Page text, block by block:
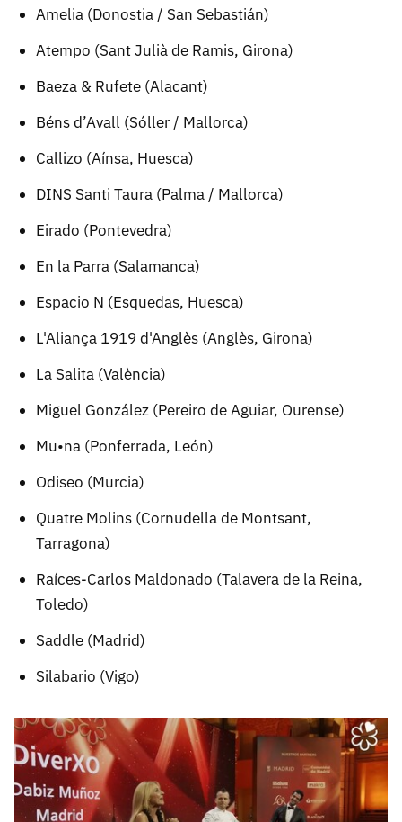
Amelia (Donostia / San Sebastián)
Atempo (Sant Julià de Ramis, Girona)
Baeza & Rufete (Alacant)
Béns d’Avall (Sóller / Mallorca)
Callizo (Aínsa, Huesca)
DINS Santi Taura (Palma / Mallorca)
Eirado (Pontevedra)
En la Parra (Salamanca)
Espacio N (Esquedas, Huesca)
L'Aliança 1919 d'Anglès (Anglès, Girona)
La Salita (València)
Miguel González (Pereiro de Aguiar, Ourense)
Mu•na (Ponferrada, León)
Odiseo (Murcia)
Quatre Molins (Cornudella de Montsant,
Tarragona)
Raíces-Carlos Maldonado (Talavera de la Reina,
Toledo)
Saddle (Madrid)
Silabario (Vigo)